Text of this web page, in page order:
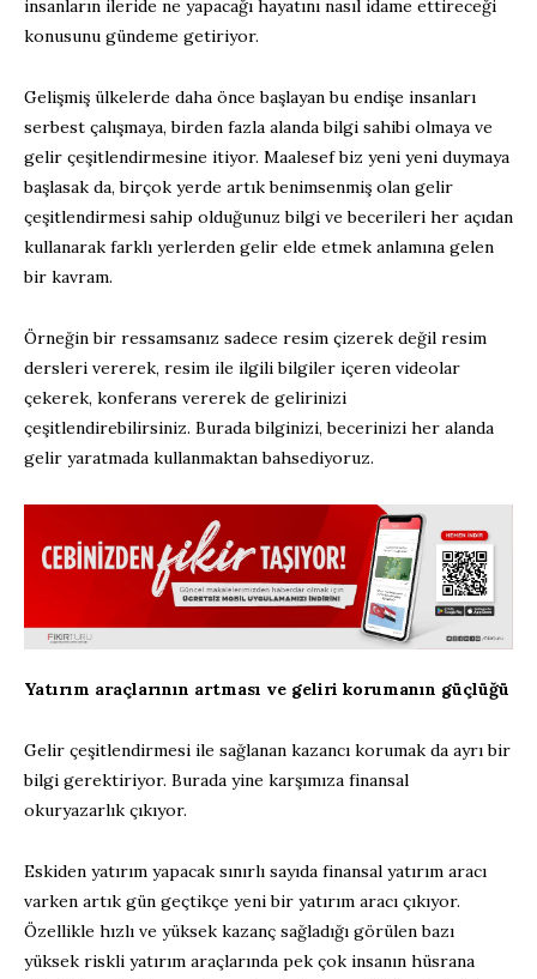
insanların ileride ne yapacağı hayatını nasıl idame ettireceği
konusunu gündeme getiriyor.
Gelişmiş ülkelerde daha önce başlayan bu endişe insanları
serbest çalışmaya, birden fazla alanda bilgi sahibi olmaya ve
gelir çeşitlendirmesine itiyor. Maalesef biz yeni yeni duymaya
başlasak da, birçok yerde artık benimsenmiş olan gelir
çeşitlendirmesi sahip olduğunuz bilgi ve becerileri her açıdan
kullanarak farklı yerlerden gelir elde etmek anlamına gelen
bir kavram.
Örneğin bir ressamsanız sadece resim çizerek değil resim
dersleri vererek, resim ile ilgili bilgiler içeren videolar
çekerek, konferans vererek de gelirinizi
çeşitlendirebilirsiniz. Burada bilginizi, becerinizi her alanda
gelir yaratmada kullanmaktan bahsediyoruz.
Yatırım araçlarının artması ve geliri korumanın güçlüğü
Gelir çeşitlendirmesi ile sağlanan kazancı korumak da ayrı bir
bilgi gerektiriyor. Burada yine karşımıza finansal
okuryazarlık çıkıyor.
Eskiden yatırım yapacak sınırlı sayıda finansal yatırım aracı
varken artık gün geçtikçe yeni bir yatırım aracı çıkıyor.
Özellikle hızlı ve yüksek kazanç sağladığı görülen bazı
yüksek riskli yatırım araçlarında pek çok insanın hüsrana